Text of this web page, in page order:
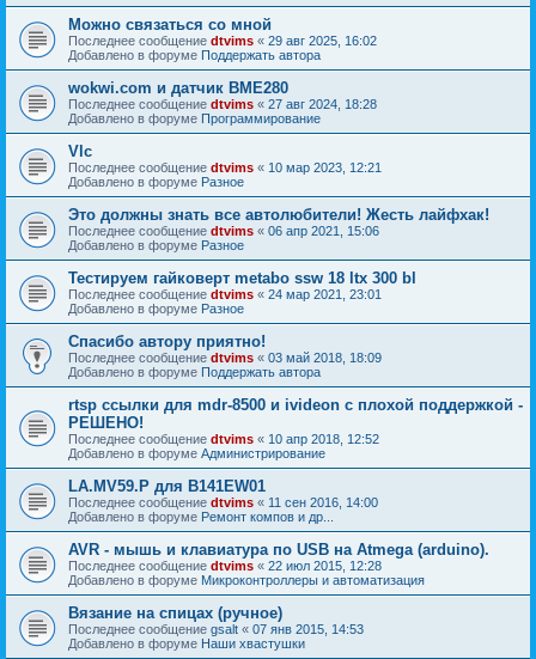
Можно связаться со мной
Последнее сообщение dtvims « 29 авг 2025, 16:02
Добавлено в форуме Поддержать автора
wokwi.com и датчик BME280
Последнее сообщение dtvims « 27 авг 2024, 18:28
Добавлено в форуме Программирование
Vlc
Последнее сообщение dtvims « 10 мар 2023, 12:21
Добавлено в форуме Разное
Это должны знать все автолюбители! Жесть лайфхак!
Последнее сообщение dtvims « 06 апр 2021, 15:06
Добавлено в форуме Разное
Тестируем гайковерт metabo ssw 18 ltx 300 bl
Последнее сообщение dtvims « 24 мар 2021, 23:01
Добавлено в форуме Разное
Спасибо автору приятно!
Последнее сообщение dtvims « 03 май 2018, 18:09
Добавлено в форуме Поддержать автора
rtsp ссылки для mdr-8500 и ivideon с плохой поддержкой -
РЕШЕНО!
Последнее сообщение dtvims « 10 апр 2018, 12:52
Добавлено в форуме Администрирование
LA.MV59.P для B141EW01
Последнее сообщение dtvims « 11 сен 2016, 14:00
Добавлено в форуме Ремонт компов и др...
AVR - мышь и клавиатура по USB на Atmega (arduino).
Последнее сообщение dtvims « 22 июл 2015, 12:28
Добавлено в форуме Микроконтроллеры и автоматизация
Вязание на спицах (ручное)
Последнее сообщение gsalt « 07 янв 2015, 14:53
Добавлено в форуме Наши хвастушки